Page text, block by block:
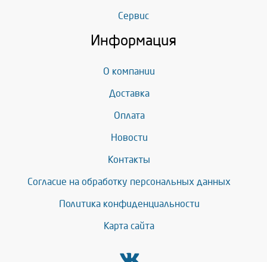
Сервис
Информация
О компании
Доставка
Оплата
Новости
Контакты
Согласие на обработку персональных данных
Политика конфиденциальности
Карта сайта